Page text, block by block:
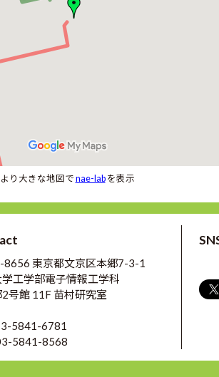
より大きな地図で nae-labを表示
8656 東京都文京区本郷7-3-1
工学部電子情報工学科
号館 11F 苗村研究室
5841-6781
5841-8568